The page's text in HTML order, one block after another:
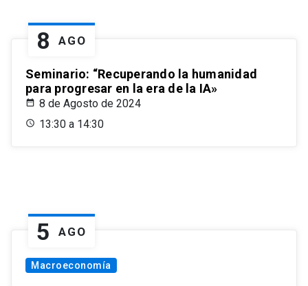
8 AGO
Seminario: “Recuperando la humanidad
para progresar en la era de la IA»
8 de Agosto de 2024
13:30 a 14:30
5 AGO
Macroeconomía